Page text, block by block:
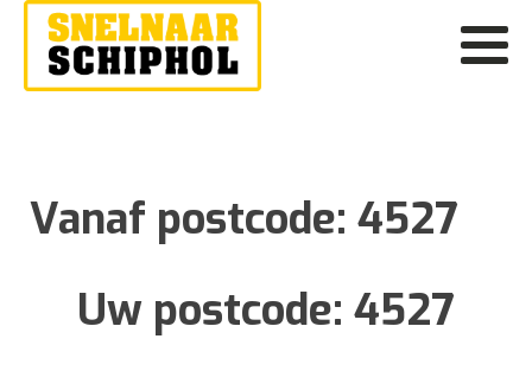
Vanaf postcode: 4527
Uw postcode: 4527